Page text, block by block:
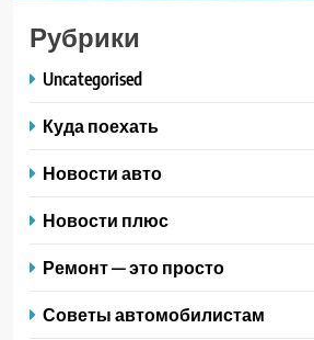
Рубрики
Uncategorised
Куда поехать
Новости авто
Новости плюс
Ремонт — это просто
Советы автомобилистам